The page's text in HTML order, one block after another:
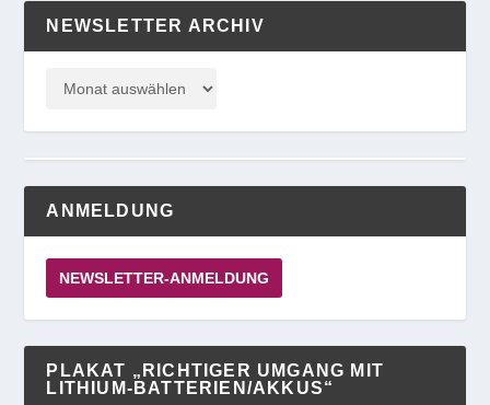
NEWSLETTER ARCHIV
ANMELDUNG
NEWSLETTER-ANMELDUNG
PLAKAT „RICHTIGER UMGANG MIT
LITHIUM-BATTERIEN/AKKUS“